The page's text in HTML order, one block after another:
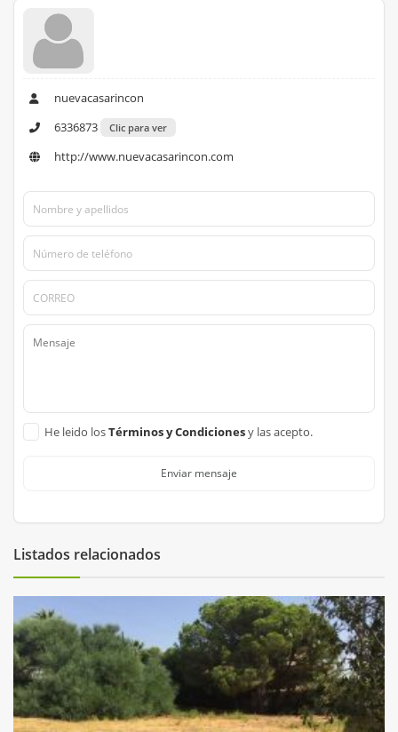
nuevacasarincon
6336873
Clic para ver
http://www.nuevacasarincon.com
He leido losTérminos y Condicionesy las acepto.
Enviar mensaje
Listados relacionados